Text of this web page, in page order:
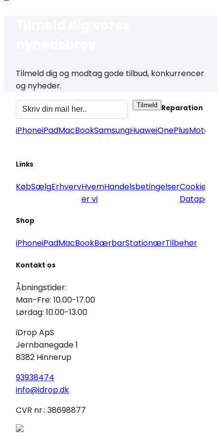
Tilmeld dig og modtag gode tilbud, konkurrencer
og nyheder.
Tilmeld Reparation
iPhoneiPadMacBookSamsungHuaweiOnePlus
Links
KøbSælgErhvervHvem
er vi
HandelsbetingelserCookie og
Shop
iPhoneiPadMacBookBærbarStationærTilbehør
Kontakt os
Åbningstider:
Man-Fre: 10.00-17.00
Lørdag: 10.00-13.00
iDrop ApS
Jernbanegade 1
8382 Hinnerup
93938474
info@idrop.dk
CVR nr.: 38698877